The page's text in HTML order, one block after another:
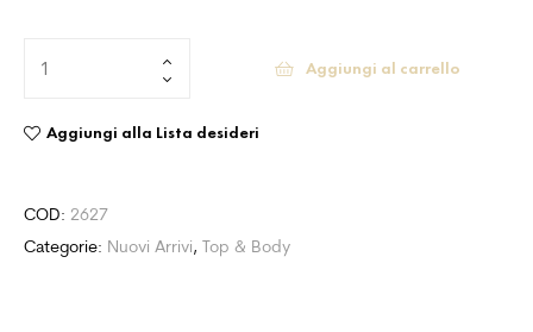
Aggiungi al carrello
Aggiungi alla Lista desideri
COD: 2627
Categorie: Nuovi Arrivi, Top & Body